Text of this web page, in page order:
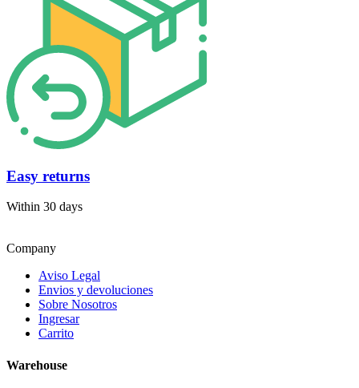
Easy returns
Within 30 days
Company
Aviso Legal
Envios y devoluciones
Sobre Nosotros
Ingresar
Carrito
Warehouse